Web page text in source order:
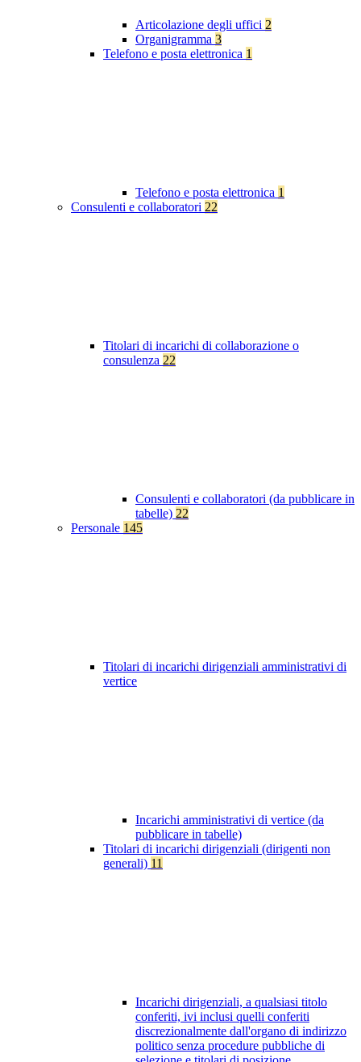
Articolazione degli uffici 2
Organigramma 3
Telefono e posta elettronica 1
Telefono e posta elettronica 1
Consulenti e collaboratori 22
Titolari di incarichi di collaborazione o
consulenza 22
Consulenti e collaboratori (da pubblicare in
tabelle) 22
Personale 145
Titolari di incarichi dirigenziali amministrativi di
vertice
Incarichi amministrativi di vertice (da
pubblicare in tabelle)
Titolari di incarichi dirigenziali (dirigenti non
generali) 11
Incarichi dirigenziali, a qualsiasi titolo
conferiti, ivi inclusi quelli conferiti
discrezionalmente dall'organo di indirizzo
politico senza procedure pubbliche di